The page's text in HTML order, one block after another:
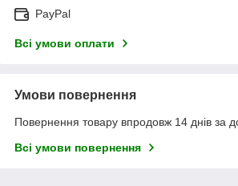
PayPal
Всі умови оплати
Умови повернення
Повернення товару впродовж 14 днів за
Всі умови повернення